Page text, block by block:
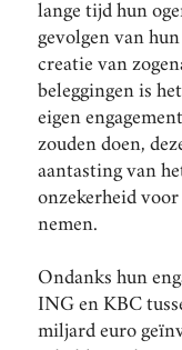
lange tijd hun
gevolgen van
creatie van
beleggingen is
eigen
zouden doen,
aantasting van
onzekerheid voor
nemen.
Ondanks hun
ING en KBC
miljard euro